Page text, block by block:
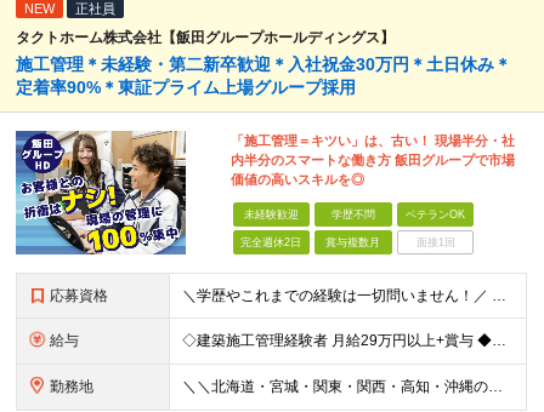
NEW 正社員
タクトホーム株式会社【飯田グループホールディングス】
施工管理＊未経験・第二新卒歓迎＊入社祝金30万円＊土日休み＊
定着率90%＊東証プライム上場グループ採用
「施工管理＝キツい」は、古い！ 現場半分・社
内半分のスマートな働き方 飯田グループで市場
価値の高いスキルを◎
未経験歓迎 学歴不問 ベテランOK
完全週休2日 賞与複数月 面接1回
応募資格 ＼学歴やこれまでの経験は一切問いません！／ 正社員デビュー、第二新卒、異業種からの転職、大歓迎です♪ 【必須条件】 ＊高卒以上の方 ＊普通自動車免許をお持ちの方(AT限定も大歓迎！) ――【こ
給与 ◇建築施工管理経験者 月給29万円以上+賞与 ◆未経験者 月給25万円以上＋賞与 ※経験、スキルにより考慮し、当社規定により優遇します。 ＜平均年収例＞ 668万円／月給37.2万円＋賞与(4.
勤務地 ＼＼北海道・宮城・関東・関西・高知・沖縄の当社拠点／／ ▼北海道エリア 札幌店 ▼宮城エリア 仙台店 ▼千葉エリア 柏店、鎌ヶ谷店、千葉店、市川店 ▼埼玉エリア 狭山店、大宮店、浦和店、志木店